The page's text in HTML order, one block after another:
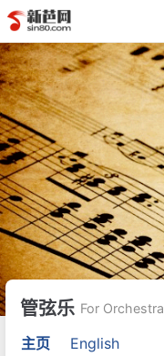
管弦乐 For Orchestra
主页 English